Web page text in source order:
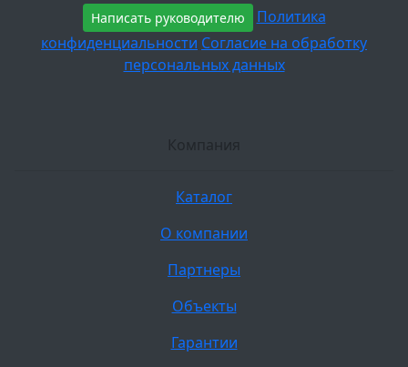
Написать руководителю
Политика
конфиденциальности Согласие на обработку
персональных данных
Компания
Каталог
О компании
Партнеры
Объекты
Гарантии